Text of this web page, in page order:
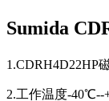
Sumida
1.CDRH4D22HP
2.工作温度-40℃--